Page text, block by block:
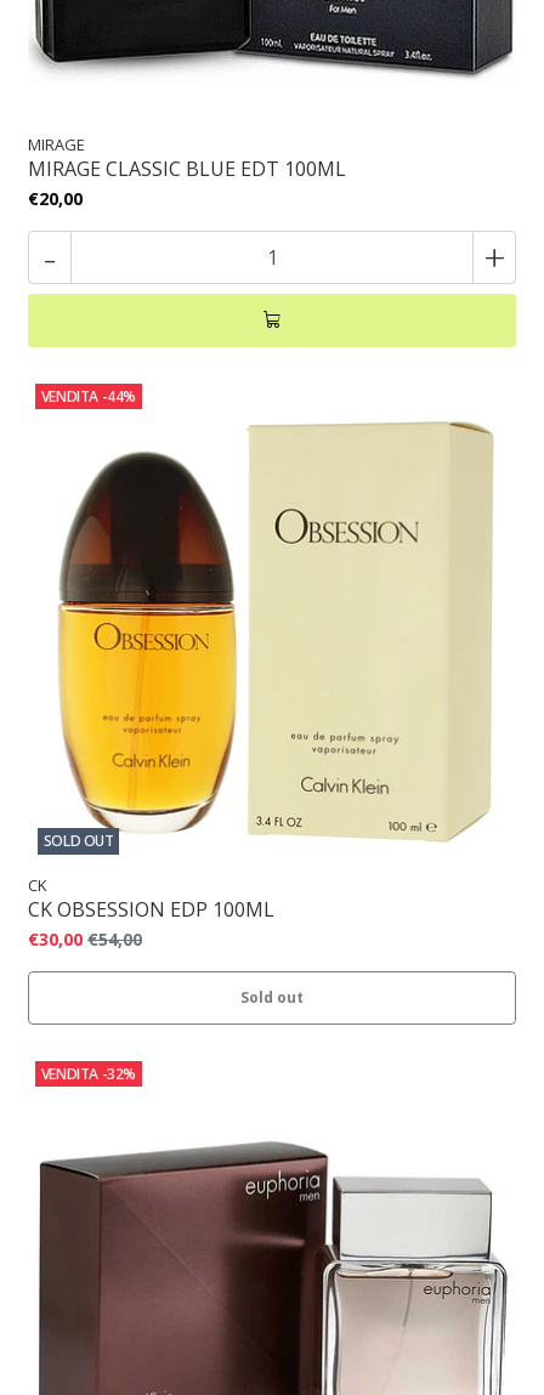
MIRAGE
MIRAGE CLASSIC BLUE EDT 100ML
€20,00
- +
VENDITA -44%
SOLD OUT
CK
CK OBSESSION EDP 100ML
€30,00 €54,00
Sold out
VENDITA -32%